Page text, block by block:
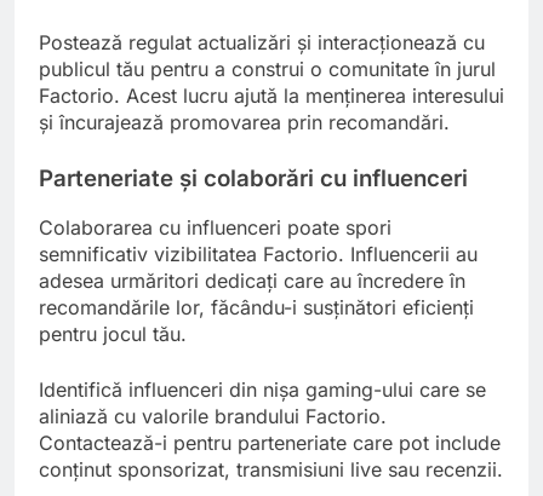
Postează regulat actualizări și interacționează cu
publicul tău pentru a construi o comunitate în jurul
Factorio. Acest lucru ajută la menținerea interesului
și încurajează promovarea prin recomandări.
Parteneriate și colaborări cu influenceri
Colaborarea cu influenceri poate spori
semnificativ vizibilitatea Factorio. Influencerii au
adesea urmăritori dedicați care au încredere în
recomandările lor, făcându-i susținători eficienți
pentru jocul tău.
Identifică influenceri din nișa gaming-ului care se
aliniază cu valorile brandului Factorio.
Contactează-i pentru parteneriate care pot include
conținut sponsorizat, transmisiuni live sau recenzii.